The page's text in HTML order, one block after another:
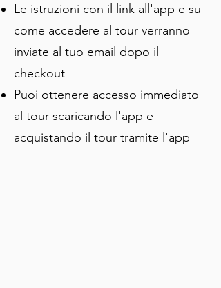
di Treviri è quella di imperi costruiti,
smantellati e sepolti — poi riscoperti
quindici tappe nel compatto centro
storico, collegando i punti tra le
persone che hanno plasmato questa
città e i monumenti che hanno lasciato
dietro di sé.
Le istruzioni con il link all'app e su
come accedere al tour verranno
inviate al tuo email dopo il
checkout
Puoi ottenere accesso immediato
al tour scaricando l'app e
acquistando il tour tramite l'app